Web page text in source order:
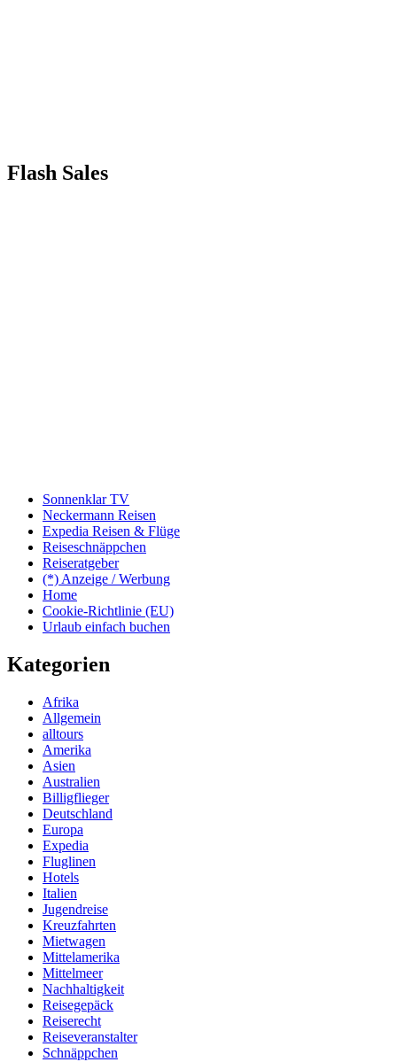
Flash Sales
Sonnenklar TV
Neckermann Reisen
Expedia Reisen & Flüge
Reiseschnäppchen
Reiseratgeber
(*) Anzeige / Werbung
Home
Cookie-Richtlinie (EU)
Urlaub einfach buchen
Kategorien
Afrika
Allgemein
alltours
Amerika
Asien
Australien
Billigflieger
Deutschland
Europa
Expedia
Fluglinen
Hotels
Italien
Jugendreise
Kreuzfahrten
Mietwagen
Mittelamerika
Mittelmeer
Nachhaltigkeit
Reisegepäck
Reiserecht
Reiseveranstalter
Schnäppchen